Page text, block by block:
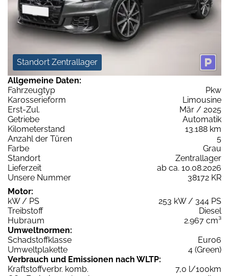
Standort Zentrallager
Allgemeine Daten:
Fahrzeugtyp
Pkw
Karosserieform
Limousine
Erst-Zul.
Mär / 2025
Getriebe
Automatik
Kilometerstand
13.188 km
Anzahl der Türen
5
Farbe
Grau
Standort
Zentrallager
Lieferzeit
ab ca. 10.08.2026
Unsere Nummer
38172 KR
Motor:
kW / PS
253 kW / 344 PS
Treibstoff
Diesel
Hubraum
2.967 cm³
Umweltnormen:
Schadstoffklasse
Euro6
Umweltplakette
4 (Green)
Verbrauch und Emissionen nach WLTP:
Kraftstoffverbr. komb.
7,0 l/100km